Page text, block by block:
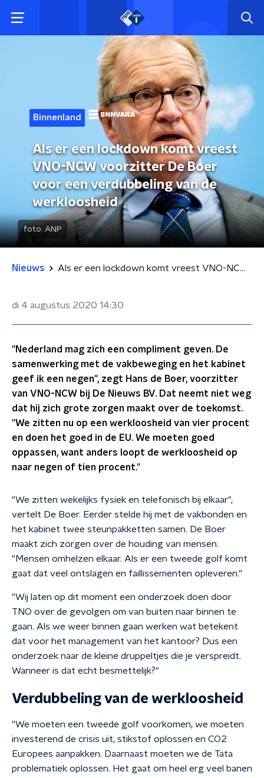
Binnenland
Als er een lockdown komt vreest
VNO-NCW voorzitter De Boer
voor een verdubbeling van de
werkloosheid
foto: ANP
Nieuws Als er een lockdown komt vreest VNO-NCW voorzitter De Boer voor een verdubbeling van de werkloosheid
di 4 augustus 2020 14:30
"Nederland mag zich een compliment geven. De
samenwerking met de vakbeweging en het kabinet
geef ik een negen", zegt Hans de Boer, voorzitter
van VNO-NCW bij De Nieuws BV. Dat neemt niet weg
dat hij zich grote zorgen maakt over de toekomst.
"We zitten nu op een werkloosheid van vier procent
en doen het goed in de EU. We moeten goed
oppassen, want anders loopt de werkloosheid op
naar negen of tien procent."
"We zitten wekelijks fysiek en telefonisch bij elkaar",
vertelt De Boer. Eerder stelde hij met de vakbonden en
het kabinet twee steunpakketten samen. De Boer
maakt zich zorgen over de houding van mensen.
"Mensen omhelzen elkaar. Als er een tweede golf komt
gaat dat veel ontslagen en faillissementen opleveren."
"Wij laten op dit moment een onderzoek doen door
TNO over de gevolgen om van buiten naar binnen te
gaan. Als we weer binnen gaan werken wat betekent
dat voor het management van het kantoor? Dus een
onderzoek naar de kleine druppeltjes die je verspreidt.
Wanneer is dat echt besmettelijk?"
Verdubbeling van de werkloosheid
"We moeten een tweede golf voorkomen, we moeten
investerend de crisis uit, stikstof oplossen en CO2
Europees aanpakken. Daarnaast moeten we de Tata
problematiek oplossen. Het gaat om heel erg veel banen